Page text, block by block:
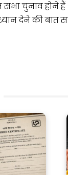
सभा चुनाव
देने की बात